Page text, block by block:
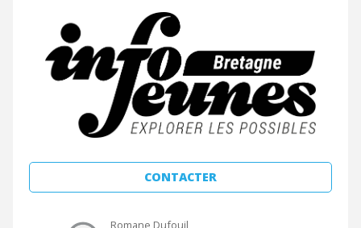
CONTACTER
Animation de la plateforme
Véronique Le Duc
Présidente
Olivier Préault
Directeur
Christelle Glo
Tiphaine Fromaget
Suivi technique
Romane Dufouil